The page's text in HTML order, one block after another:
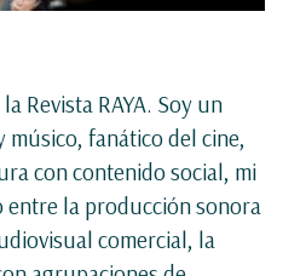
Revista RAYA. Soy un
músico, fanático del cine,
con contenido social, mi
entre la producción sonora
comercial, la